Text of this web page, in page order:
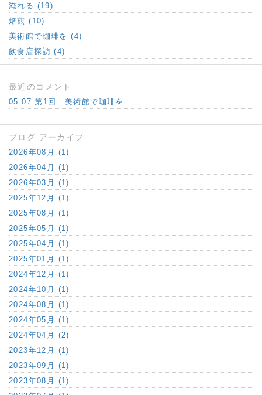
淹れる (19)
焙煎 (10)
美術館で珈琲を (4)
飲食店探訪 (4)
最近のコメント
05.07 第1回 美術館で珈琲を
ブログ アーカイブ
2026年08月 (1)
2026年04月 (1)
2026年03月 (1)
2025年12月 (1)
2025年08月 (1)
2025年05月 (1)
2025年04月 (1)
2025年01月 (1)
2024年12月 (1)
2024年10月 (1)
2024年08月 (1)
2024年05月 (1)
2024年04月 (2)
2023年12月 (1)
2023年09月 (1)
2023年08月 (1)